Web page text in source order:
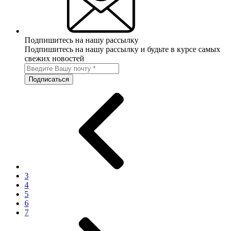
Подпишитесь на нашу рассылку
Подпишитесь на нашу рассылку и будьте в курсе самых
свежих новостей
3
4
5
6
7